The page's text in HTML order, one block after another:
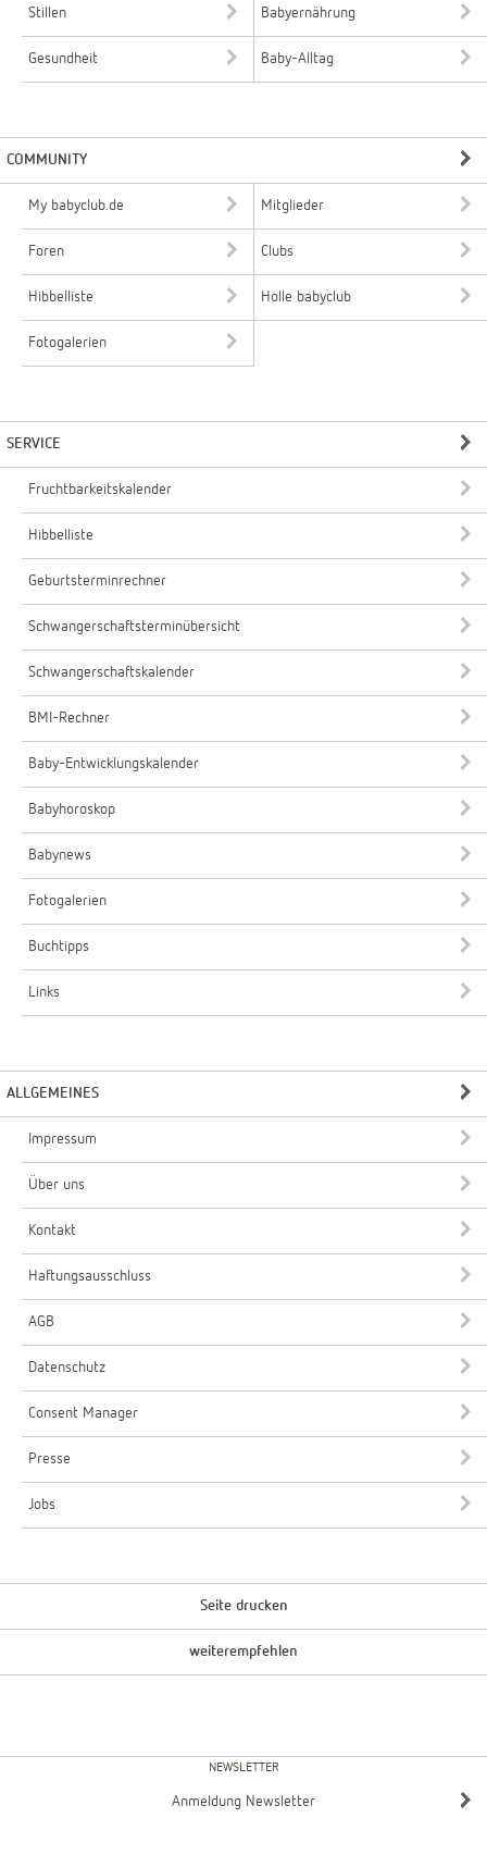
Stillen Babyernährung
Gesundheit Baby-Alltag
COMMUNITY
My babyclub.de Mitglieder
Foren Clubs
Hibbelliste Holle babyclub
Fotogalerien
SERVICE
Fruchtbarkeitskalender
Hibbelliste
Geburtsterminrechner
Schwangerschaftsterminübersicht
Schwangerschaftskalender
BMI-Rechner
Baby-Entwicklungskalender
Babyhoroskop
Babynews
Fotogalerien
Buchtipps
Links
ALLGEMEINES
Impressum
Über uns
Kontakt
Haftungsausschluss
AGB
Datenschutz
Consent Manager
Presse
Jobs
Seite drucken
weiterempfehlen
NEWSLETTER
Anmeldung Newsletter